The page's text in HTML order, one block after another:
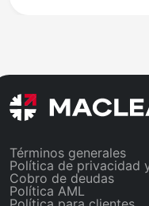
una billetera
Base.
Términos generales
Política de privacidad
Cobro de deudas
Política AML